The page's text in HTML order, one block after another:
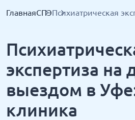
ГлавнаяСПЭПсихиатрическая
экспертиза на
выездом в
клиника